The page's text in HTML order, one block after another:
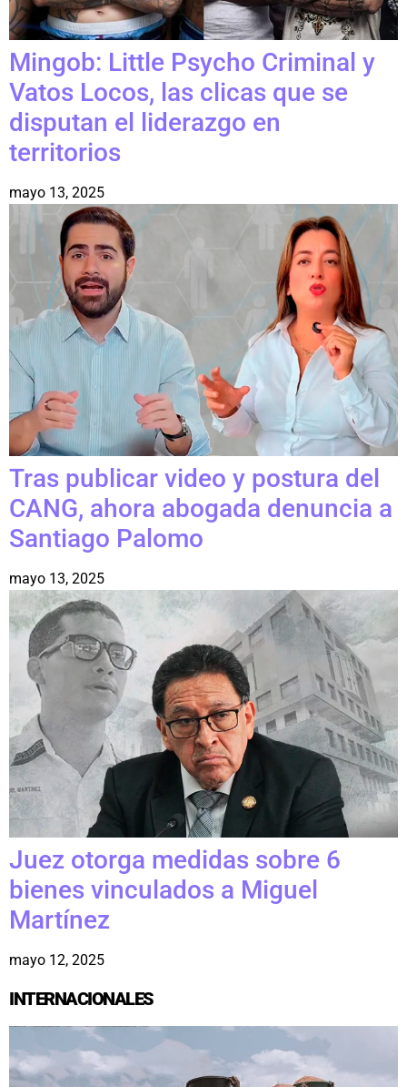
Mingob: Little Psycho Criminal y
Vatos Locos, las clicas que se
disputan el liderazgo en
territorios
mayo 13, 2025
Tras publicar video y postura del
CANG, ahora abogada denuncia a
Santiago Palomo
mayo 13, 2025
Juez otorga medidas sobre 6
bienes vinculados a Miguel
Martínez
mayo 12, 2025
INTERNACIONALES